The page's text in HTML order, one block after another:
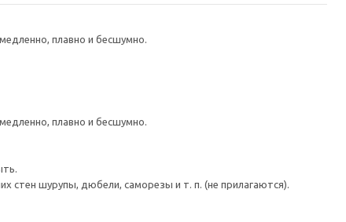
плавно и бесшумно.
плавно и бесшумно.
стен шурупы, дюбели, саморезы и т. п. (не прилагаются).